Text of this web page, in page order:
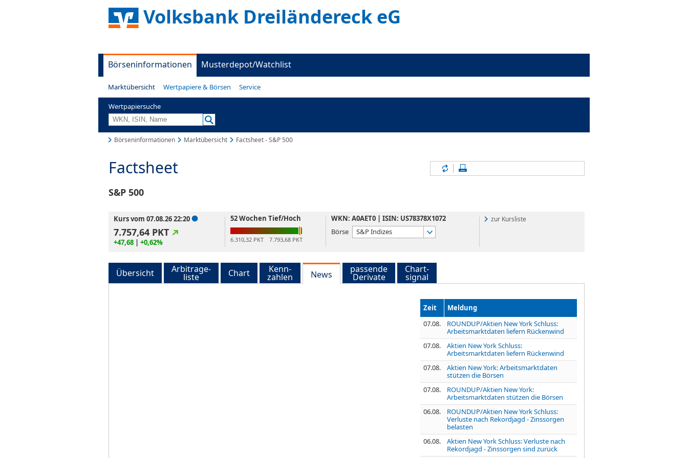
Volksbank Dreiländereck eG
Börseninformationen Musterdepot/Watchlist
Marktübersicht Wertpapiere & Börsen Service
Wertpapiersuche
Börseninformationen Marktübersicht Factsheet - S&P 500
Factsheet
S&P 500
Inhalte aktualisieren
Kurs vom 07.08.26 22:20
7.757,64 PKT
+47,68 | +0,62%
52 Wochen Tief/Hoch
6.310,32 PKT 7.793,68 PKT
WKN: A0AET0 | ISIN: US78378X1072
Börse
S&P Indizes
zur Kursliste
Übersicht Arbitrage-
liste Chart Kenn-
zahlen News passende
Derivate
Chart-
signal
Zeit
Meldung
07.08.
ROUNDUP/Aktien New York Schluss:
Arbeitsmarktdaten liefern Rückenwind
07.08.
Aktien New York Schluss:
Arbeitsmarktdaten liefern Rückenwind
07.08.
Aktien New York: Arbeitsmarktdaten
stützen die Börsen
07.08.
ROUNDUP/Aktien New York:
Arbeitsmarktdaten stützen die Börsen
06.08.
ROUNDUP/Aktien New York Schluss:
Verluste nach Rekordjagd - Zinssorgen
belasten
06.08.
Aktien New York Schluss: Verluste nach
Rekordjagd - Zinssorgen sind zurück